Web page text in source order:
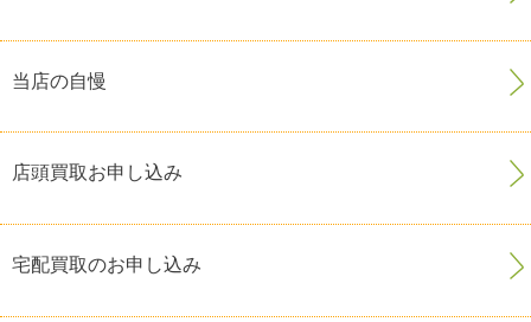
当店の自慢
店頭買取お申し込み
宅配買取のお申し込み